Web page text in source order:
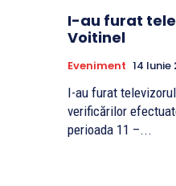
I-au furat
Voitinel
Eveniment 14 Iunie
I-au furat televizorul din
verificărilor
perioada 11 –...